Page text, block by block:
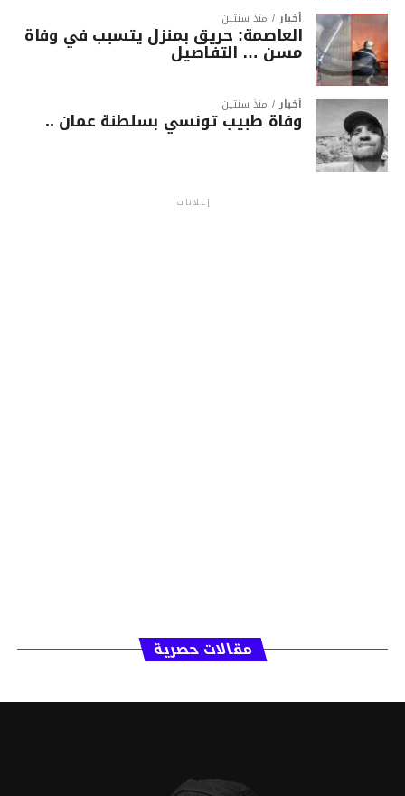
أخبار منذ سنتين
العاصمة: حريق بمنزل يتسبب في وفاة
مسن … التفاصيل
أخبار منذ سنتين
وفاة طبيب تونسي بسلطنة عمان ..
إعلانات
مقالات حصرية